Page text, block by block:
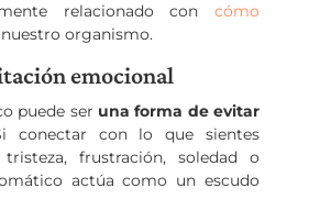
relacionado concómo
organismo.
emocional
puede ser una forma de evitar
conectar con lo que sientes
frustración, soledad o
actúa como un escudo